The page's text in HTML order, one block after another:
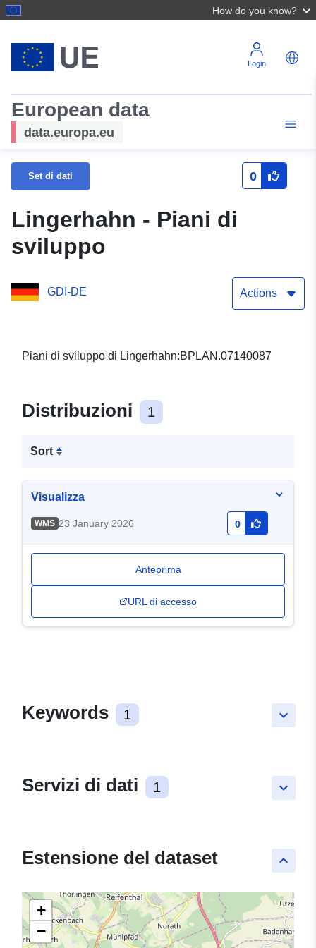
How do you know?
Login
European data
data.europa.eu
Set di dati 0
Lingerhahn - Piani di
sviluppo
GDI-DE Actions
Piani di sviluppo di Lingerhahn:BPLAN.07140087
Distribuzioni 1
Sort
Visualizza
WMS 23 January 2026 0
Anteprima
URL di accesso
keyboard_arrow_down
Keywords 1
keyboard_arrow_down
Servizi di dati 1
keyboard_arrow_up
Estensione del dataset
+
−